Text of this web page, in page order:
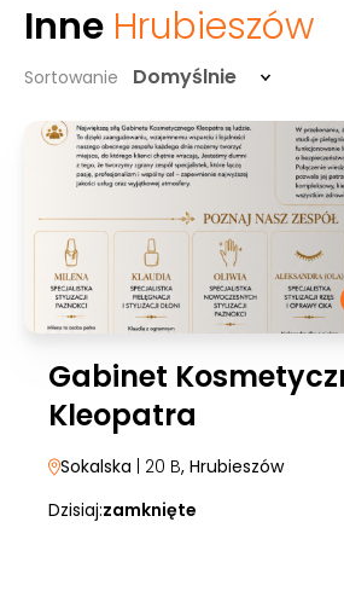
Inne Hrubieszów
Sortowanie Domyślnie
Gabinet
Kleopatra
Sokalska | 20 B, Hrubieszów
Dzisiaj:zamknięte